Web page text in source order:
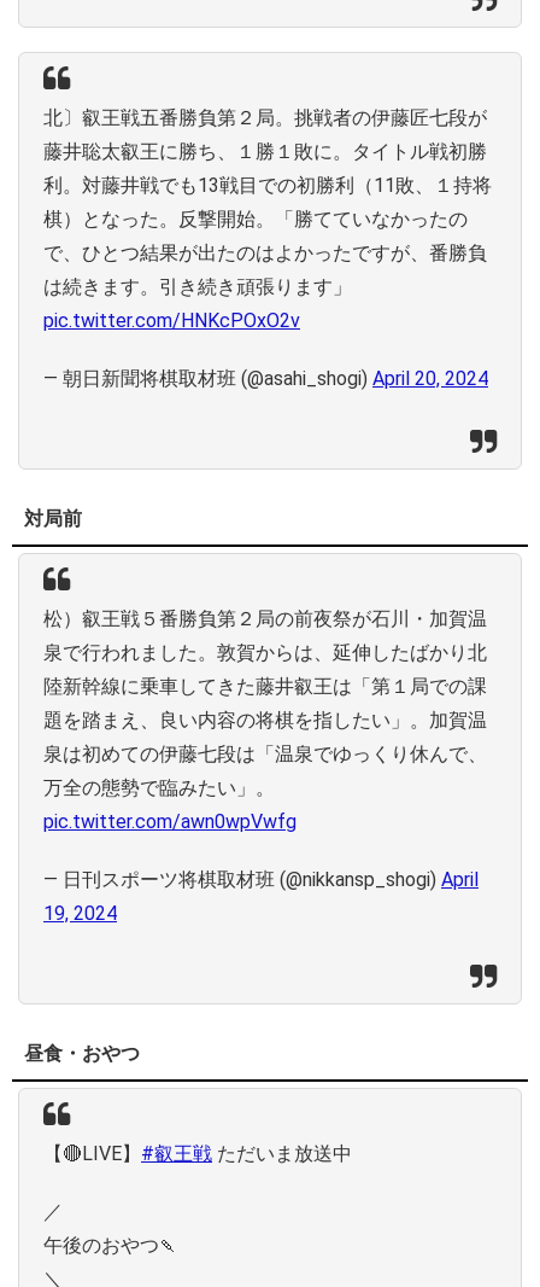
北〕叡王戦五番勝負第２局。挑戦者の伊藤匠七段が
藤井聡太叡王に勝ち、１勝１敗に。タイトル戦初勝
利。対藤井戦でも13戦目での初勝利（11敗、１持将
棋）となった。反撃開始。「勝てていなかったの
で、ひとつ結果が出たのはよかったですが、番勝負
は続きます。引き続き頑張ります」
pic.twitter.com/HNKcPOxO2v
— 朝日新聞将棋取材班 (@asahi_shogi) April 20, 2024
対局前
松）叡王戦５番勝負第２局の前夜祭が石川・加賀温
泉で行われました。敦賀からは、延伸したばかり北
陸新幹線に乗車してきた藤井叡王は「第１局での課
題を踏まえ、良い内容の将棋を指したい」。加賀温
泉は初めての伊藤七段は「温泉でゆっくり休んで、
万全の態勢で臨みたい」。
pic.twitter.com/awn0wpVwfg
— 日刊スポーツ将棋取材班 (@nikkansp_shogi) April
19, 2024
昼食・おやつ
【🔴LIVE】 #叡王戦 ただいま放送中
／
午後のおやつ🍡
＼